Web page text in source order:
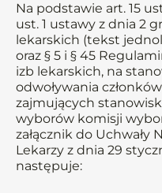
Na podstawie art. 15
ust. 1 ustawy z dnia 2
lekarskich (tekst
oraz § 5 i § 45
izb lekarskich, na
odwoływania
zajmujących
wyborów komisji
załącznik do Uchwały
Lekarzy z dnia 29
następuje: